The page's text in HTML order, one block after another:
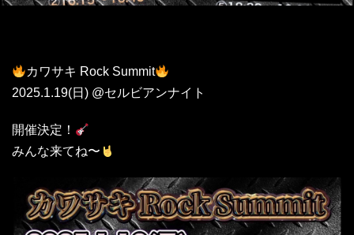
カワサキ Rock Summit
2025.1.19(日) @セルビアンナイト
開催決定！
みんな来てね〜